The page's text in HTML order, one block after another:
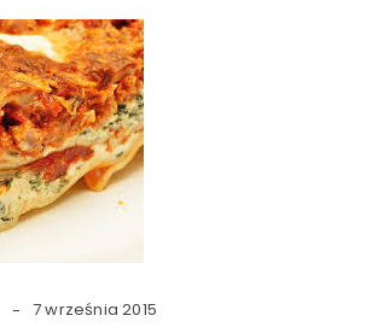
7 września 2015